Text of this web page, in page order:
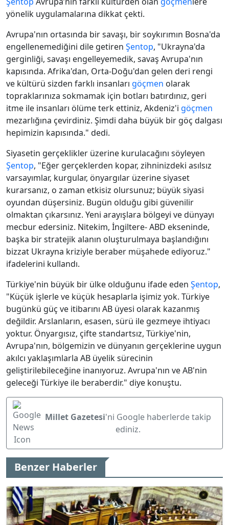
yönelik uygulamalarına dikkat çekti.
Avrupa'nın ortasında bir savaşı, bir soykırımın Bosna'da
engellenemediğini dile getiren Şentop, "Ukrayna'da
gerginliği, savaşı engelleyemedik, savaş Avrupa'nın
kapısında. Afrika'dan, Orta-Doğu'dan gelen deri rengi
ve kültürü sizden farklı insanları göçmen olarak
topraklarınıza sokmamak için botları batırdınız, geri
itme ile insanları ölüme terk ettiniz, Akdeniz'i göçmen
mezarlığına çevirdiniz. Şimdi daha büyük bir göç dalgası
hepimizin kapısında." dedi.
Siyasetin gerçeklikler üzerine kurulacağını söyleyen
Şentop, "Eğer gerçeklerden kopar, zihninizdeki asılsız
varsayımlar, kurgular, önyargılar üzerine siyaset
kurarsanız, o zaman etkisiz olursunuz; büyük siyasi
oyundan düşersiniz. Bugün olduğu gibi güvenilir
olmaktan çıkarsınız. Yeni arayışlara bölgeyi ve dünyayı
mecbur edersiniz. Nitekim, İngiltere- ABD ekseninde,
başka bir stratejik alanın oluşturulmaya başlandığını
bizzat Ukrayna kriziyle beraber müşahede ediyoruz."
ifadelerini kullandı.
Türkiye'nin büyük bir ülke olduğunu ifade eden Şentop,
"Küçük işlerle ve küçük hesaplarla işimiz yok. Türkiye
bugünkü güç ve itibarını AB üyesi olarak kazanmış
değildir. Arslanların, esasen, sürü ile gezmeye ihtiyacı
yoktur. Önyargısız, çifte standartsız, Türkiye'nin,
Avrupa'nın, bölgemizin ve dünyanın gerçeklerine uygun
akılcı yaklaşımlarla AB üyelik sürecinin
geliştirilebileceğine inanıyoruz. Avrupa'nın ve AB'nin
geleceği Türkiye ile beraberdir." diye konuştu.
Millet Gazetesi'ni Google haberlerde takip
ediniz.
Benzer Haberler